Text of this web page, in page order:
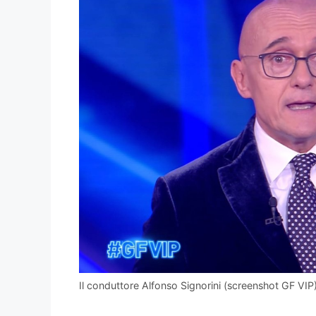
Il conduttore Alfonso Signorini (screenshot GF